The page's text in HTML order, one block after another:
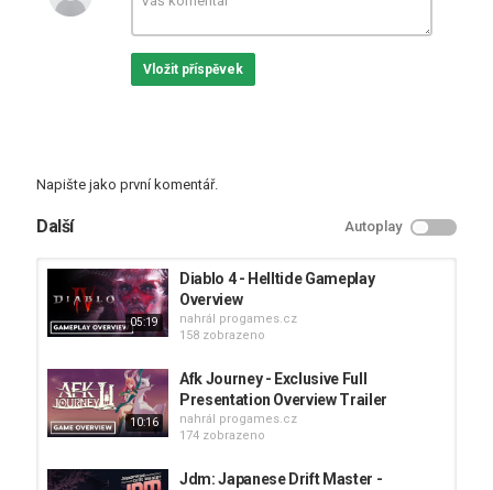
#IGN #Gaming #IAmFuture
Tak, co si myslíš o hřeI Am Future - Exclusive Gameplay
. Už brzy vyjde. Něco sem napiš.
Vložit příspěvek
Napište jako první komentář.
Další Autoplay
05:19
Diablo 4 - Helltide Gameplay
Overview
nahrál progames.cz
158 zobrazeno
10:16
Afk Journey - Exclusive Full
Presentation Overview Trailer
nahrál progames.cz
174 zobrazeno
Jdm: Japanese Drift Master -